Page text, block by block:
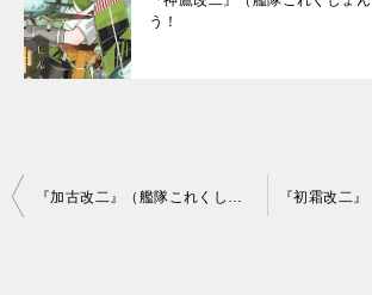
う！
投